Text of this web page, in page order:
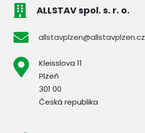
ALLSTAV spol. s. r. o.
allstavplzen@allstavplzen.cz
Kleisslova 11
Plzeň
301 00
Česká republika